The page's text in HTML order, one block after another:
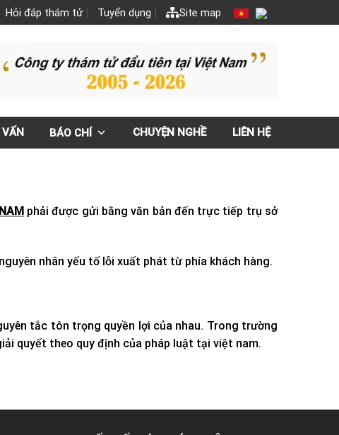
Hỏi đáp thám tử Tuyển dụng Site map
VẤN BÁO CHÍ CHUYỆN NGHỀ LIÊN HỆ
phải được gửi bằng văn bản đến trực tiếp trụ sở
nhân yếu tố lỗi xuất phát từ phía khách hàng.
tắc tôn trọng quyền lợi của nhau. Trong trường
quyết theo quy định của pháp luật tại việt nam.